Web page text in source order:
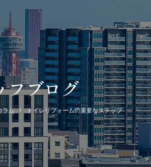
フブログ
ラム トイレリフォームの重要なステップ